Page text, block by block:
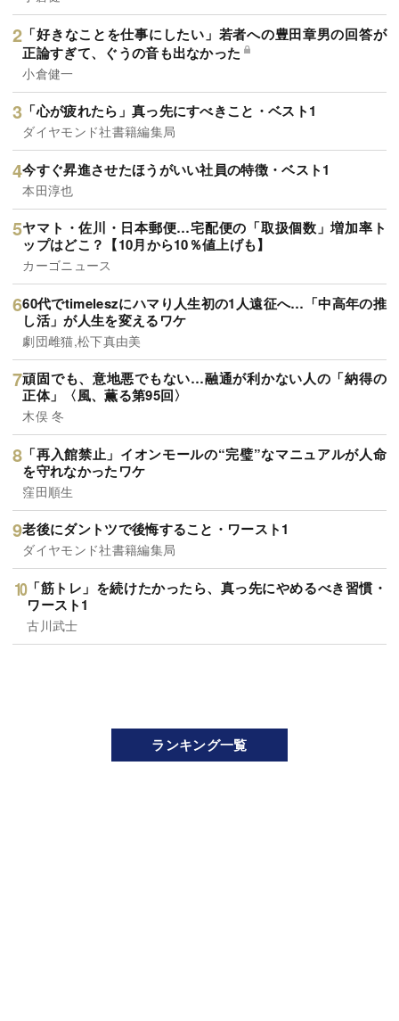
「好きなことを仕事にしたい」若者への豊田章男の回答が
正論すぎて、ぐうの音も出なかった
小倉健一
「心が疲れたら」真っ先にすべきこと・ベスト1
ダイヤモンド社書籍編集局
今すぐ昇進させたほうがいい社員の特徴・ベスト1
本田淳也
ヤマト・佐川・日本郵便…宅配便の「取扱個数」増加率ト
ップはどこ？【10月から10％値上げも】
カーゴニュース
60代でtimeleszにハマり人生初の1人遠征へ…「中高年の推
し活」が人生を変えるワケ
劇団雌猫,松下真由美
頑固でも、意地悪でもない…融通が利かない人の「納得の
正体」〈風、薫る第95回〉
木俣 冬
「再入館禁止」イオンモールの“完璧”なマニュアルが人命
を守れなかったワケ
窪田順生
老後にダントツで後悔すること・ワースト1
ダイヤモンド社書籍編集局
「筋トレ」を続けたかったら、真っ先にやめるべき習慣・
ワースト1
古川武士
ランキング一覧